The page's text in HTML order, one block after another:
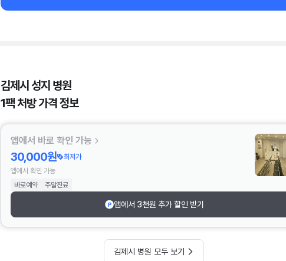
김제시 성지 병원
1팩 처방 가격 정보
앱에서 바로 확인 가능
30,000원
최저가
앱에서 확인 가능
바로예약
주말진료
앱에서 3천원 추가 할인 받기
김제시 병원 모두 보기